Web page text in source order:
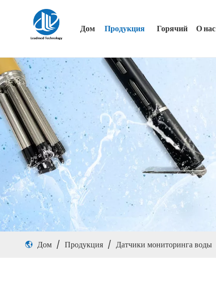
Дом Продукция Горячий О нас
Дом / Продукция / Датчики мониторинга воды